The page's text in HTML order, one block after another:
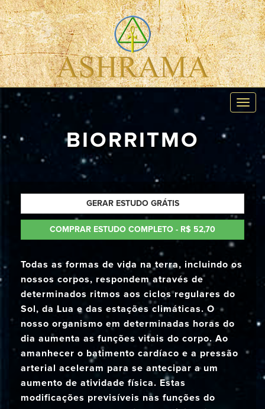
BIORRITMO
GERAR ESTUDO GRÁTIS
COMPRAR ESTUDO COMPLETO - R$ 52,70
Todas as formas de vida na terra, incluindo os
nossos corpos, respondem através de
determinados ritmos aos ciclos regulares do
Sol, da Lua e das estações climáticas. O
nosso organismo em determinadas horas do
dia aumenta as funções vitais do corpo. Ao
amanhecer o batimento cardíaco e a pressão
arterial aceleram para se antecipar a um
aumento de atividade física. Estas
modificações previsíveis nas funções do